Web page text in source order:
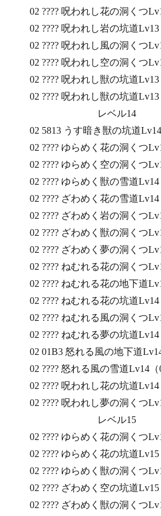
02 ???? 呪われし花の洞くつ
02 ???? 呪われし岩の坑道
02 ???? 呪われし風の洞くつ
02 ???? 呪われし空の洞くつ
02 ???? 呪われし獣の坑道
02 ???? 呪われし獣の坑道
レベル14
02 5813 うす暗き獣の坑道
02 ???? ゆらめく花の洞くつ
02 ???? ゆらめく空の洞くつ
02 ???? ゆらめく獣の雪道
02 ???? ざわめく花の雪道
02 ???? ざわめく岩の洞くつ
02 ???? ざわめく獣の洞くつ
02 ???? ざわめく夢の洞くつ
02 ???? ねむれる花の洞くつ
02 ???? ねむれる花の地下道
02 ???? ねむれる花の坑道
02 ???? ねむれる風の洞くつ
02 ???? ねむれる夢の坑道
02 01B3 怒れる風の地下道
02 ???? 怒れる風の雪道Lv14
02 ???? 呪われし花の坑道
02 ???? 呪われし夢の洞くつ
レベル15
02 ???? ゆらめく花の洞くつ
02 ???? ゆらめく花の坑道
02 ???? ゆらめく獣の洞くつ
02 ???? ざわめく空の坑道
02 ???? ざわめく獣の洞くつ